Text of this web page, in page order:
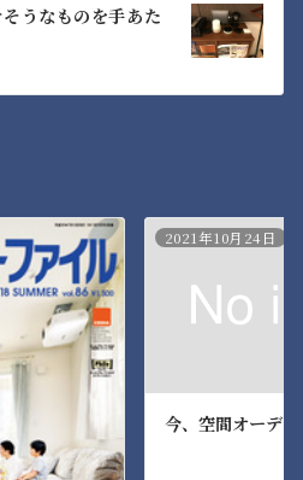
うなものを手あた
2021年10月24日
今、空間オーデ